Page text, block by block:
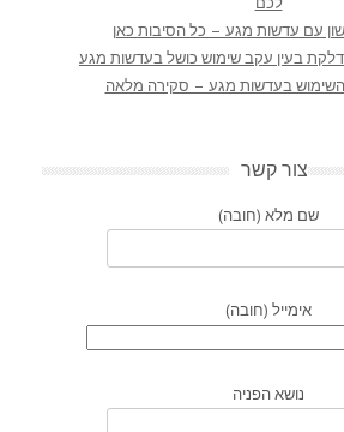
עם עדשות מגע – כל הסיבות כאן
ודלקת בעין עקב שימוש כושל בעדשות מגע
והשימוש בעדשות מגע – סקירה מלאה
צור קשר
שם מלא (חובה)
אימייל (חובה)
נושא הפניה